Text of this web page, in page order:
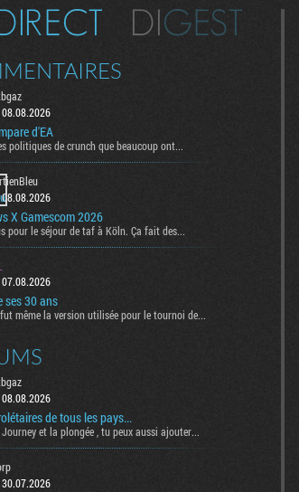
08.08.2026
d'EA
politiques de crunch que beaucoup ont...
08.08.2026
X Gamescom 2026
pour le séjour de taf à Köln. Ça fait des...
07.08.2026
ses 30 ans
même la version utilisée pour le tournoi de...
08.08.2026
de tous les pays...
et la plongée , tu peux aussi ajouter...
30.07.2026